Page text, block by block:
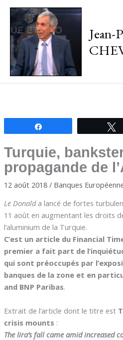
Jean-
Turquie,
propagande de
12 août 2018 / Banques
Le Donald a lancé de fortes
11 août en augmentant les droits
l’aluminium de la Turquie.
C’est un article du Financial
premier a fait part de
qui sont préoccupés par
banques de la zone et en
and BNP Paribas.
Extrait de l’article dont le titre est
crisis mounts :
The lira’s fall came amid increased